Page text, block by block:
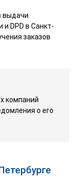
выдачи
DPD в Санкт-
заказов
компаний
о его